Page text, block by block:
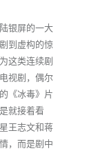
银屏的一大
到虚构的惊
这类连续剧
视剧，偶尔
《冰毒》片
就接着看
王志文和蒋
，而是剧中